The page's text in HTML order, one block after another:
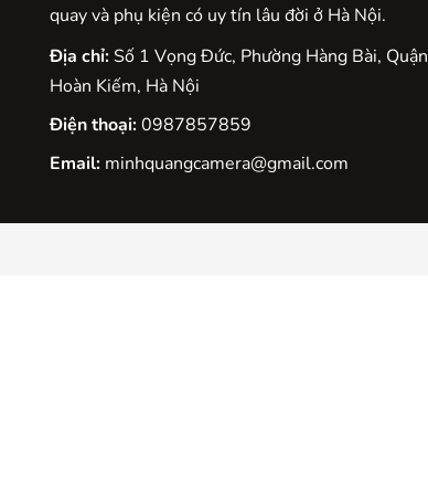
quay và phụ kiện có uy tín lâu đời ở Hà Nội.
Địa chỉ:Số 1 Vọng Đức, Phường Hàng Bài, Quận
Hoàn Kiếm, Hà Nội
Điện thoại:0987857859
Email: minhquangcamera@gmail.com